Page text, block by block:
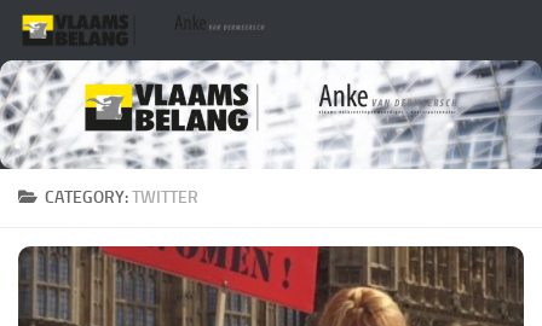
Skip to content
CATEGORY:TWITTER